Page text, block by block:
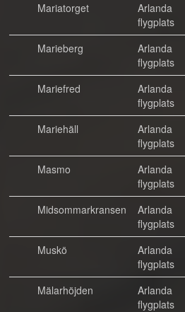
Mariatorget
Arlanda
flygplats
Marieberg
Arlanda
flygplats
Mariefred
Arlanda
flygplats
Mariehäll
Arlanda
flygplats
Masmo
Arlanda
flygplats
Midsommarkransen
Arlanda
flygplats
Muskö
Arlanda
flygplats
Mälarhöjden
Arlanda
flygplats